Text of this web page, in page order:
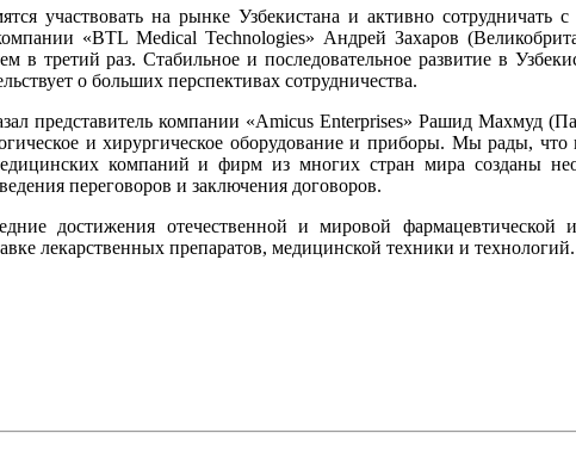
участвовать на рынке Узбекистана и активно сотрудничать
«BTL Medical Technologies» Андрей Захаров
в третий раз. Стабильное и последовательное развитие в
о больших перспективах сотрудничества.
представитель компании «Amicus Enterprises» Рашид Махмуд
и хирургическое оборудование и приборы. Мы рады, что
компаний и фирм из многих стран мира созданы
переговоров и заключения договоров.
достижения отечественной и мировой фармацевтической
лекарственных препаратов, медицинской техники и технологий.